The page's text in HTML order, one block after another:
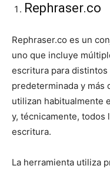
Rephraser.co
Rephraser.co es un
uno que incluye
escritura para
predeterminada y más
utilizan habitualmente
y, técnicamente, todos
escritura.
La herramienta utiliza